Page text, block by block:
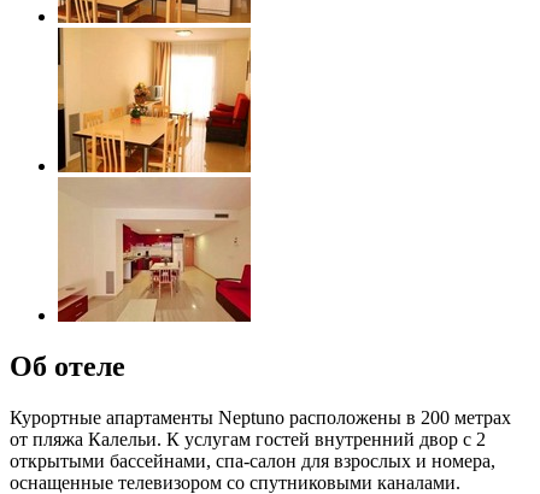
Об отеле
Курортные апартаменты Neptuno расположены в 200 метрах
от пляжа Калельи. К услугам гостей внутренний двор с 2
открытыми бассейнами, спа-салон для взрослых и номера,
оснащенные телевизором со спутниковыми каналами.